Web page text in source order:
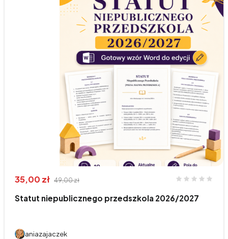
35,00 zł 49,00 zł
Statut niepublicznego przedszkola 2026/2027
aniazajaczek